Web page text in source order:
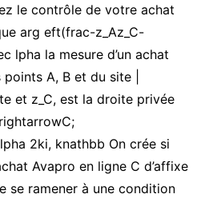
le contrôle de votre achat
arg eft(frac-z_Az_C-
lpha la mesure d’un achat
A, B et du site |
et z_C, est la droite privée
2ki, knathbb On crée si
Avapro en ligne C d’affixe
se ramener à une condition